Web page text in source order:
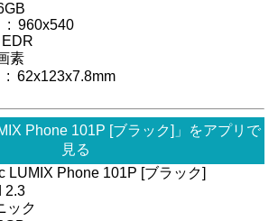
: 960x540
素
: 62x123x7.8mm
Phone 101P [ブラック]」をアプリで
見る
LUMIX Phone 101P [ブラック]
2.3
ック